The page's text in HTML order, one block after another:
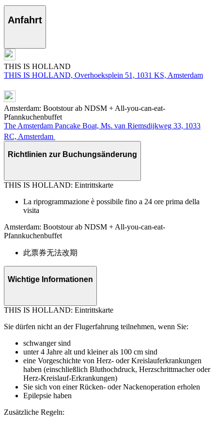
Anfahrt
THIS IS HOLLAND
THIS IS HOLLAND, Overhoeksplein 51, 1031 KS, Amsterdam
Amsterdam: Bootstour ab NDSM + All-you-can-eat-
Pfannkuchenbuffet
The Amsterdam Pancake Boat, Ms. van Riemsdijkweg 33, 1033
RC, Amsterdam
Richtlinien zur Buchungsänderung
THIS IS HOLLAND: Eintrittskarte
La riprogrammazione è possibile fino a 24 ore prima della
visita
Amsterdam: Bootstour ab NDSM + All-you-can-eat-
Pfannkuchenbuffet
此票券无法改期
Wichtige Informationen
THIS IS HOLLAND: Eintrittskarte
Sie dürfen nicht an der Flugerfahrung teilnehmen, wenn Sie:
schwanger sind
unter 4 Jahre alt und kleiner als 100 cm sind
eine Vorgeschichte von Herz- oder Kreislauferkrankungen
haben (einschließlich Bluthochdruck, Herzschrittmacher oder
Herz-Kreislauf-Erkrankungen)
Sie sich von einer Rücken- oder Nackenoperation erholen
Epilepsie haben
Zusätzliche Regeln: